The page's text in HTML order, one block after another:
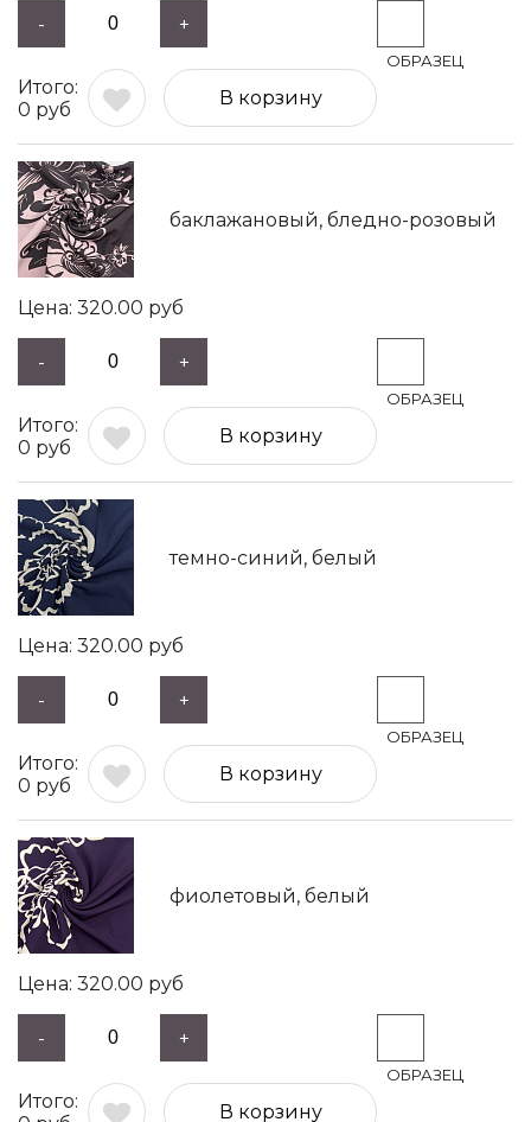
- +
0 руб
В корзину
баклажановый, бледно-розовый
320.00 руб
- +
0 руб
В корзину
темно-синий, белый
320.00 руб
- +
0 руб
В корзину
фиолетовый, белый
320.00 руб
- +
В корзину